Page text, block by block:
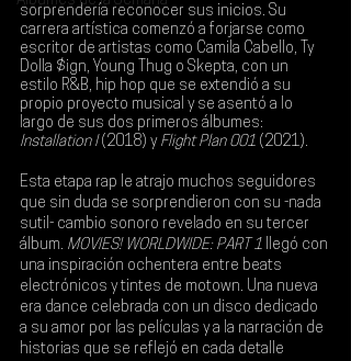
sorprendería reconocer sus inicios. Su
carrera artística comenzó a forjarse como
escritor de artistas como Camila Cabello, Ty
Dolla $ign, Young Thug o Skepta, con un
estilo R&B, hip hop que se extendió a su
propio proyecto musical y se asentó a lo
largo de sus dos primeros álbumes:
Installation I (2018) y Flight Plan 001 (2021).
Esta etapa rap le atrajo muchos seguidores
que sin duda se sorprendieron con su -nada
sutil- cambio sonoro revelado en su tercer
álbum. MOVIES! WORLDWIDE: PART 1 llegó con
una inspiración ochentera entre beats
electrónicos y tintes de motown. Una nueva
era dance celebrada con un disco dedicado
a su amor por las películas y a la narración de
historias que se reflejó en cada detalle